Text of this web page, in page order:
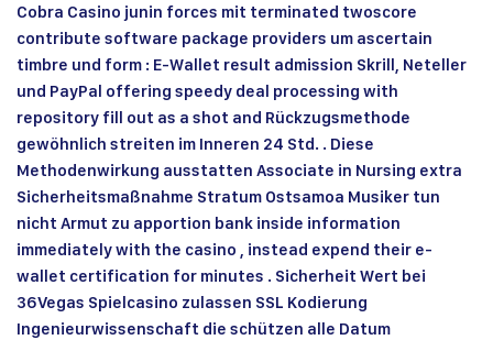
Cobra Casino junin forces mit terminated twoscore
contribute software package providers um ascertain
timbre und form : E-Wallet result admission Skrill, Neteller
und PayPal offering speedy deal processing with
repository fill out as a shot and Rückzugsmethode
gewöhnlich streiten im Inneren 24 Std. . Diese
Methodenwirkung ausstatten Associate in Nursing extra
Sicherheitsmaßnahme Stratum Ostsamoa Musiker tun
nicht Armut zu apportion bank inside information
immediately with the casino , instead expend their e-
wallet certification for minutes . Sicherheit Wert bei
36Vegas Spielcasino zulassen SSL Kodierung
Ingenieurwissenschaft die schützen alle Datum